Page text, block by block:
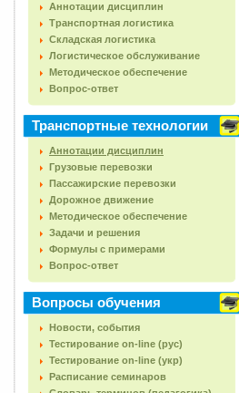
Аннотации дисциплин
Транспортная логистика
Складская логистика
Логистическое обслуживание
Методическое обеспечение
Вопрос-ответ
Транспортные технологии
Аннотации дисциплин
Грузовые перевозки
Пассажирские перевозки
Дорожное движение
Методическое обеспечение
Задачи и решения
Формулы с примерами
Вопрос-ответ
Вопросы обучения
Новости, события
Тестирование on-line (рус)
Тестирование on-line (укр)
Расписание семинаров